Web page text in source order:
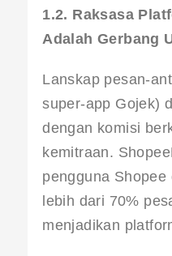
1.2. Raksasa
Adalah Gerbang
Lanskap pesan-
super-app Gojek)
dengan komisi
kemitraan.
pengguna
lebih dari 70%
menjadikan